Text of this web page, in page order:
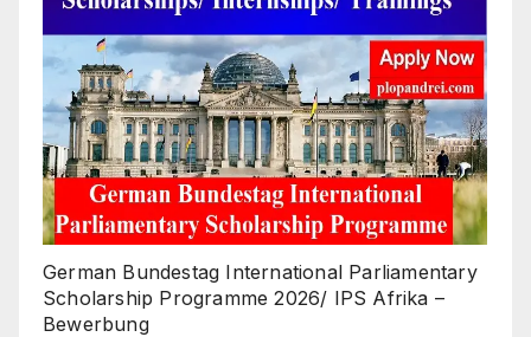
German Bundestag International Parliamentary
Scholarship Programme 2026/ IPS Afrika –
Bewerbung